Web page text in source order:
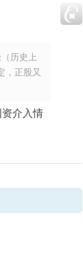
历史上
，正股又
介入情